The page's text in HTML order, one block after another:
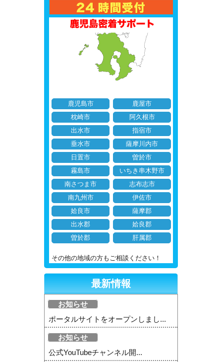
鹿児島市
鹿屋市
枕崎市
阿久根市
出水市
指宿市
垂水市
薩摩川内市
日置市
曽於市
霧島市
いちき串木野市
南さつま市
志布志市
南九州市
伊佐市
姶良市
薩摩郡
出水郡
姶良郡
曽於郡
肝属郡
その他の地域の方もご相談ください！
最新情報
お知らせ
ポータルサイトをオープンしまし...
お知らせ
公式YouTubeチャンネル開...